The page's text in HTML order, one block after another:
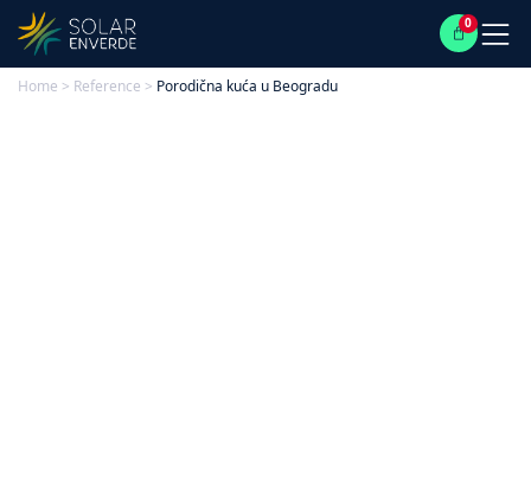
0
Home > Reference > Porodična kuća u Beogradu